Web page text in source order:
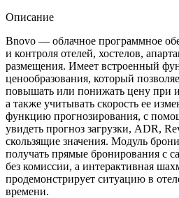
Описание
Bnovo — облачное программное
и контроля отелей, хостелов,
размещения. Имеет встроенный
ценообразования, который
повышать или понижать цену при
а также учитывать скорость ее
функцию прогнозирования, с
увидеть прогноз загрузки, ADR,
скользящие значения. Модуль
получать прямые бронирования с
без комиссии, а интерактивная
продемонстрирует ситуацию в
времени.